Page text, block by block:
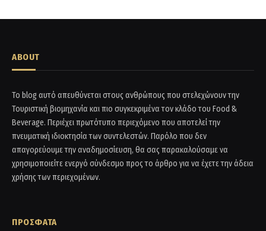
ABOUT
Το blog αυτό απευθύνεται στους ανθρώπους που στελεχώνουν την
Τουριστική βιομηχανία και πιο συγκεκριμένα τον κλάδο του Food &
Beverage. Περιέχει πρωτότυπο περιεχόμενο που αποτελεί την
πνευματική ιδιοκτησία των συντελεστών. Παρόλο που δεν
απαγορεύουμε την αναδημοσίευση, θα σας παρακαλούσαμε να
χρησιμοποιείτε ενεργό σύνδεσμο προς το άρθρο για να έχετε την άδεια
χρήσης των περιεχομένων.
ΠΡΟΣΦΑΤΑ